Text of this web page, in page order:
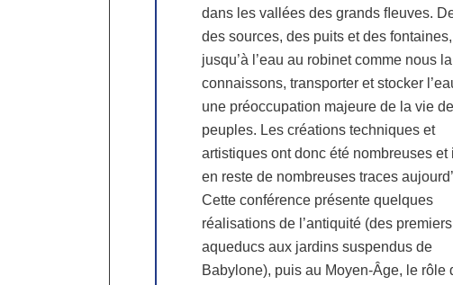
dans les vallées des grands ﬂeuves.
des sources, des puits et des fontaines,
jusqu’à l’eau au robinet comme nous la
connaissons, transporter et stocker
une préoccupation majeure de la vie
peuples. Les créations techniques et
artistiques ont donc été nombreuses et
en reste de nombreuses traces
Cette conférence présente quelques
réalisations de l’antiquité (des premiers
aqueducs aux jardins suspendus de
Babylone), puis au Moyen-Âge, le rôle